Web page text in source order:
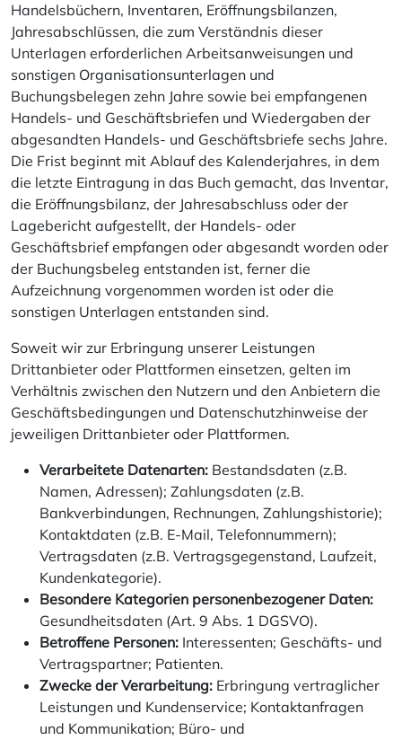
Handelsbüchern, Inventaren, Eröffnungsbilanzen,
Jahresabschlüssen, die zum Verständnis dieser
Unterlagen erforderlichen Arbeitsanweisungen und
sonstigen Organisationsunterlagen und
Buchungsbelegen zehn Jahre sowie bei empfangenen
Handels- und Geschäftsbriefen und Wiedergaben der
abgesandten Handels- und Geschäftsbriefe sechs Jahre.
Die Frist beginnt mit Ablauf des Kalenderjahres, in dem
die letzte Eintragung in das Buch gemacht, das Inventar,
die Eröffnungsbilanz, der Jahresabschluss oder der
Lagebericht aufgestellt, der Handels- oder
Geschäftsbrief empfangen oder abgesandt worden oder
der Buchungsbeleg entstanden ist, ferner die
Aufzeichnung vorgenommen worden ist oder die
sonstigen Unterlagen entstanden sind.
Soweit wir zur Erbringung unserer Leistungen
Drittanbieter oder Plattformen einsetzen, gelten im
Verhältnis zwischen den Nutzern und den Anbietern die
Geschäftsbedingungen und Datenschutzhinweise der
jeweiligen Drittanbieter oder Plattformen.
Verarbeitete Datenarten: Bestandsdaten (z.B.
Namen, Adressen); Zahlungsdaten (z.B.
Bankverbindungen, Rechnungen, Zahlungshistorie);
Kontaktdaten (z.B. E-Mail, Telefonnummern);
Vertragsdaten (z.B. Vertragsgegenstand, Laufzeit,
Kundenkategorie).
Besondere Kategorien personenbezogener Daten:
Gesundheitsdaten (Art. 9 Abs. 1 DGSVO).
Betroffene Personen: Interessenten; Geschäfts- und
Vertragspartner; Patienten.
Zwecke der Verarbeitung: Erbringung vertraglicher
Leistungen und Kundenservice; Kontaktanfragen
und Kommunikation; Büro- und